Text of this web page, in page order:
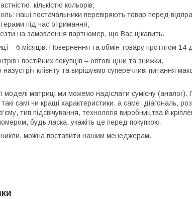
кількістю кольорів;
наші постачальники перевіряють товар перед
під час отримання;
на замовлення партномер, що Вас цікавить.
– 6 місяців. Повернення та обмін товару протягом 14
і постійних покупців – оптові ціни та знижки.
клієнту та вирішуємо суперечливі питання
моделі матриці ми можемо надіслати сумісну
самі чи кращі характеристики, а саме: діагональ,
тип підсвічування, технологія виробництва й
будь ласка, укажіть це перед покупкою.
можна поставити нашим менеджерам.